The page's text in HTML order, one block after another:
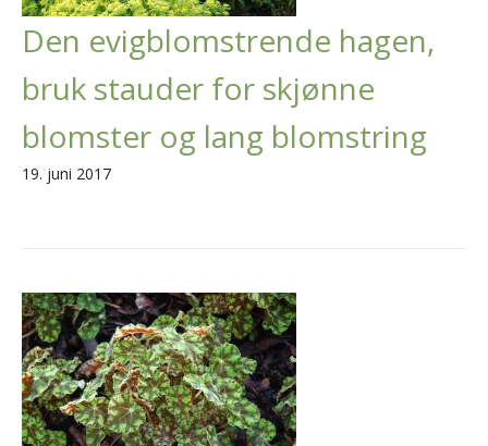
Den evigblomstrende hagen,
bruk stauder for skjønne
blomster og lang blomstring
19. juni 2017